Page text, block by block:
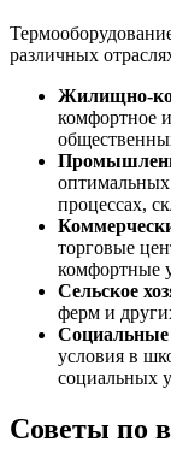
различных
Жилищно-
комфортное
процессах,
торговые
комфортные
Сельское
ферм и
Социальные
условия в
социальных
Советы по